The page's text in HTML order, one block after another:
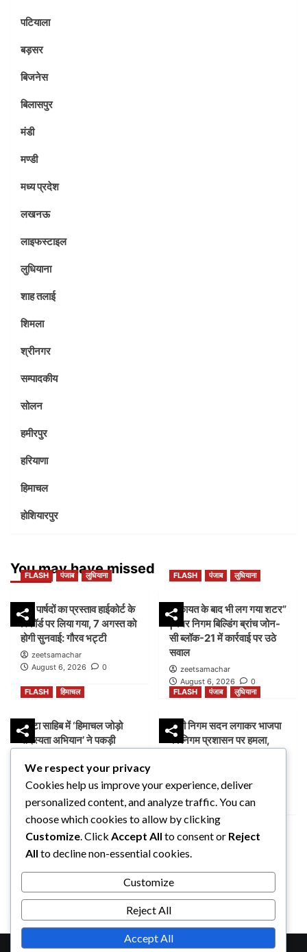
पटियाला
बड़सर
बिजनेस
बिलासपुर
मंडी
मण्डी
मध्य प्रदेश
लखनऊ
लाइफस्टाइल
लुधियाना
शाह तलाई
शिमला
श्रीनगर
सम्पादकीय
सोलन
हमीरपुर
हरियाणा
हिमाचल
होशियारपुर
You may have missed
FLASH पंजाब लुधियाना
45 पार्षदों का प्रस्ताव हाईकोर्ट के
रिकॉर्ड पर लिया गया, 7 अगस्त को
होगी सुनवाई: गौरव भट्टी
zeetsamachar
August 6, 2026
0
FLASH पंजाब लुधियाना
शिकायत के बाद भी लग गया शटर”
|नगर निगम बिल्डिंग ब्रांच जोन-
सी ब्लॉक-21 में कार्रवाई पर उठे
सवाल
zeetsamachar
August 6, 2026
0
FLASH
हिमाचल
पांवटा साहिब में ‘हिमाचल जोड़ो
सदस्यता अभियान’ ने पकड़ी
की अपील
zeetsamachar1
August 5, 2026
0
FLASH पंजाब लुधियाना
डम्मी निगम सदन लगाकर भाजपा
का निगम प्रशासन पर हमला,
zeetsamachar
August 4, 2026
FLASH
पंजाब लुधियाना
नक्शा भी आया सामने” |
ब्लॉक-37 में 2000 गज की
कथित प्लॉटिंग पर गहराए सवाल
August 4, 2026
0
We respect your privacy
Cookies help us improve your experience, deliver
personalized content, and analyze traffic. You can
choose which cookies to allow by clicking
Customize . Click Accept All to consent or Reject
All to decline non-essential cookies.
Customize
Reject All
Accept All